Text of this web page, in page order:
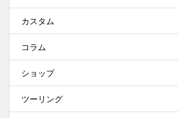
カスタム
コラム
ショップ
ツーリング